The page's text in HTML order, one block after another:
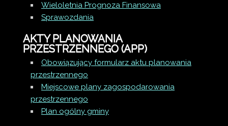
Wieloletnia Prognoza Finansowa
Sprawozdania
AKTY PLANOWANIA
PRZESTRZENNEGO (APP)
Obowiązujący formularz aktu planowania
przestrzennego
Miejscowe plany zagospodarowania
przestrzennego
Plan ogólny gminy